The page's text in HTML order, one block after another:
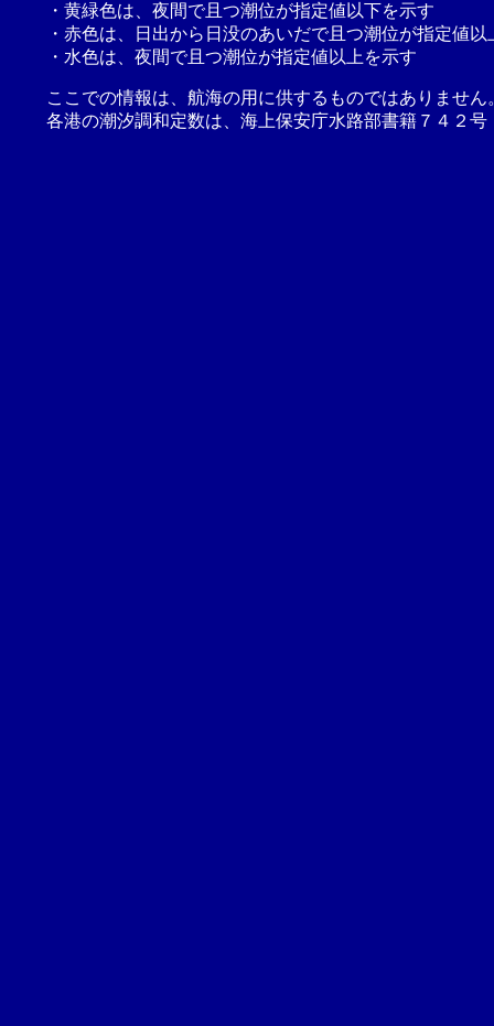
・黄緑色は、夜間で且つ潮位が指定値以下を示す
・赤色は、日出から日没のあいだで且つ潮位が指定値以
・水色は、夜間で且つ潮位が指定値以上を示す
ここでの情報は、航海の用に供するものではありませ
各港の潮汐調和定数は、海上保安庁水路部書籍７４２